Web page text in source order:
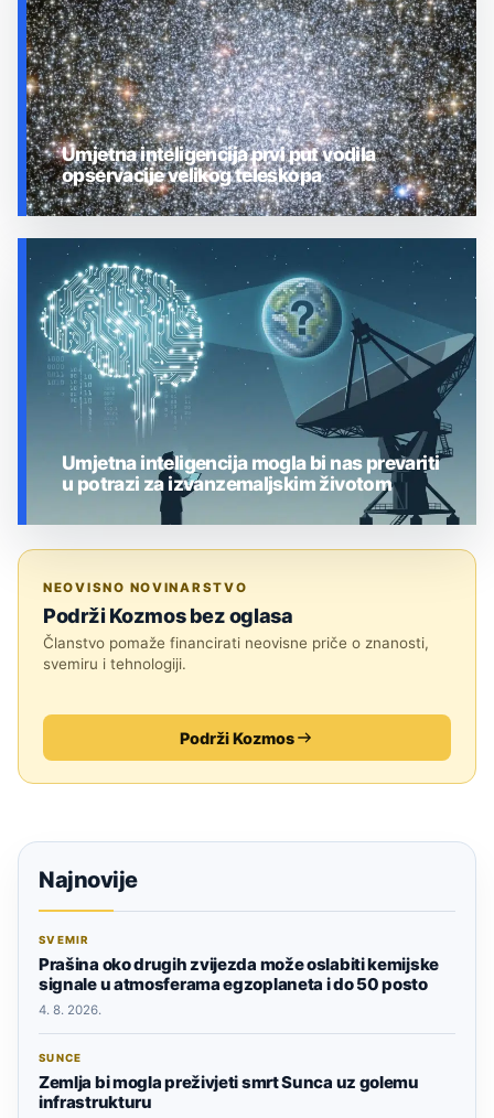
UMJETNA INTELIGENCIJA
Umjetna inteligencija prvi put vodila
opservacije velikog teleskopa
Umjetna inteligencija mogla bi nas prevariti
u potrazi za izvanzemaljskim životom
NEOVISNO NOVINARSTVO
Podrži Kozmos bez oglasa
Članstvo pomaže financirati neovisne priče o znanosti,
svemiru i tehnologiji.
Podrži Kozmos
Najnovije
SVEMIR
Prašina oko drugih zvijezda može oslabiti kemijske
signale u atmosferama egzoplaneta i do 50 posto
4. 8. 2026.
SUNCE
Zemlja bi mogla preživjeti smrt Sunca uz golemu
infrastrukturu